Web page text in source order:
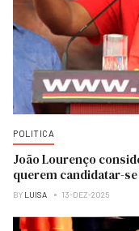
POLITICA
João Lourenço
querem candidatar-
BY LUISA 13-DEZ-2025